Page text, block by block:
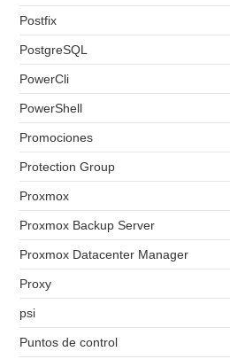
Postfix
PostgreSQL
PowerCli
PowerShell
Promociones
Protection Group
Proxmox
Proxmox Backup Server
Proxmox Datacenter Manager
Proxy
psi
Puntos de control